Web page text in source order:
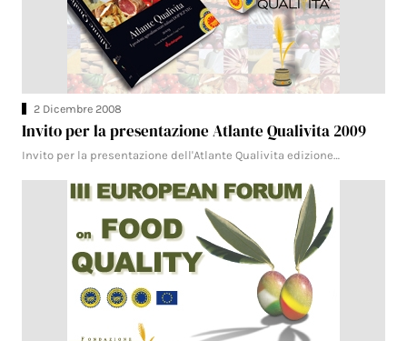
2 Dicembre 2008
Invito per la presentazione Atlante Qualivita 2009
Invito per la presentazione dell'Atlante Qualivita edizione…